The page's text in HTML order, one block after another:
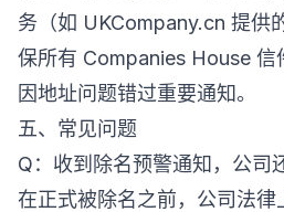
务（如 UKCompany.cn 提供
保所有 Companies House 信
因地址问题错过重要通知。
五、常见问题
Q：收到除名预警通知，公司
在正式被除名之前，公司法